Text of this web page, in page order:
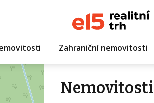
Zahraniční nemovitosti